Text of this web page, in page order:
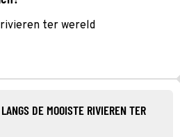
rivieren ter wereld
DE MOOISTE RIVIEREN TER